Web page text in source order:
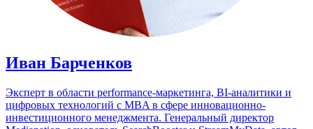
Иван Барченков
Эксперт в области performance-маркетинга, BI-аналитики и
цифровых технологий с MBA в сфере инновационно-
инвестиционного менеджмента. Генеральный директор